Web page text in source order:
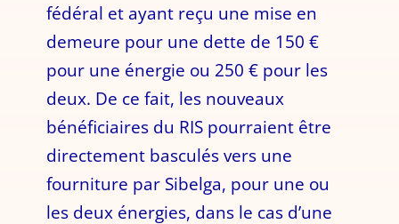
fédéral et ayant reçu une mise en
demeure pour une dette de 150 €
pour une énergie ou 250 € pour les
deux. De ce fait, les nouveaux
bénéficiaires du RIS pourraient être
directement basculés vers une
fourniture par Sibelga, pour une ou
les deux énergies, dans le cas d’une